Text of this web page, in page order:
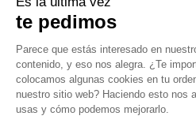
CERCA DE TI
150 tiendas en el
la fuerza de una red